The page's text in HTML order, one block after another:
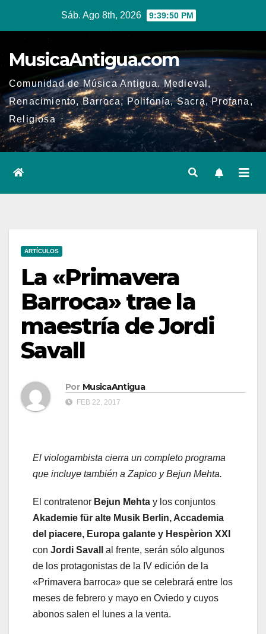
Sáb. Ago 8th, 2026 9:39:50 PM
MusicaAntigua.com
Comunidad de Música Antigua. Medieval,
Renacimiento, Barroca, Polifonía, Sacra, Profana,
Religiosa
ARTÍCULOS
La «Primavera
Barroca» trae la
maestría de Jordi
Savall
Por MusicaAntigua
FEB 22, 2017
El viologambista cierra un completo programa
que incluye también a Zapico y Bejun Mehta.
El contratenor Bejun Mehta y los conjuntos
Akademie für alte Musik Berlin, Accademia
del piacere, Europa galante y Hespèrion XXI
con Jordi Savall
al frente, serán sólo algunos
de los protagonistas de la IV edición de la
«Primavera barroca» que se celebrará entre los
meses de febrero y mayo en Oviedo y cuyos
abonos salen el lunes a la venta.